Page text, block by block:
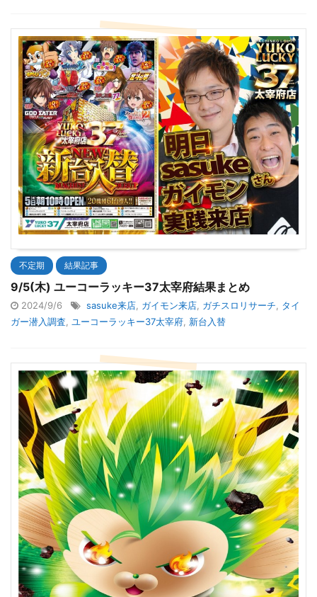
不定期 結果記事
9/5(木) ユーコーラッキー37太宰府結果まとめ
2024/9/6 sasuke来店 ガイモン来店 ガチスロリサーチ
タイ
ガー潜入調査
ユーコーラッキー37太宰府 新台入替